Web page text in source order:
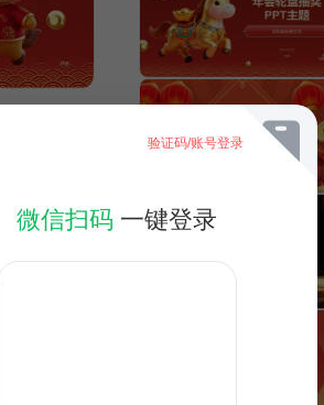
验证码/账号登录
微信扫码 一键登录